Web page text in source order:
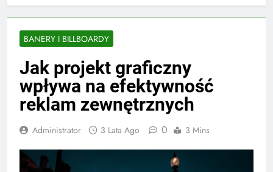
BANERY I BILLBOARDY
Jak projekt graficzny
wpływa na efektywność
reklam zewnętrznych
Administrator 3 Lata Ago 0 3 Mins